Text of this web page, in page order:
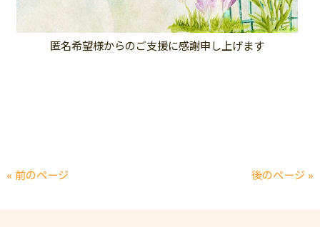
匿名希望様からのご支援に感謝申し上げます
« 前のページ 後のページ »